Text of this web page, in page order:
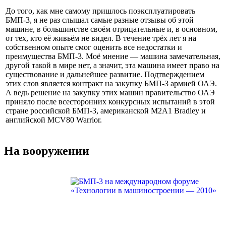
До того, как мне самому пришлось поэксплуатировать
БМП-3, я не раз слышал самые разные отзывы об этой
машине, в большинстве своём отрицательные и, в основном,
от тех, кто её живьём не видел. В течение трёх лет я на
собственном опыте смог оценить все недостатки и
преимущества БМП-3. Моё мнение — машина замечательная,
другой такой в мире нет, а значит, эта машина имеет право на
существование и дальнейшее развитие. Подтверждением
этих слов является контракт на закупку БМП-3 армией ОАЭ.
А ведь решение на закупку этих машин правительство ОАЭ
приняло после всесторонних конкурсных испытаний в этой
стране российской БМП-3, американской М2А1 Bradley и
английской MCV80 Warrior.
На вооружении